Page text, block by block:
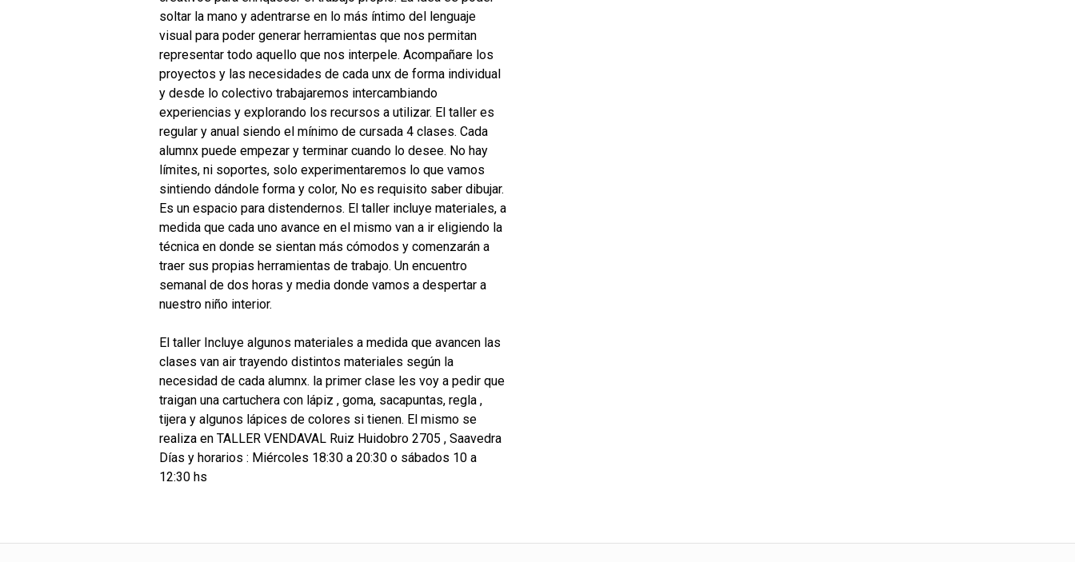
soltar la mano y adentrarse en lo más íntimo del lenguaje
visual para poder generar herramientas que nos permitan
representar todo aquello que nos interpele. Acompañare los
proyectos y las necesidades de cada unx de forma individual
y desde lo colectivo trabajaremos intercambiando
experiencias y explorando los recursos a utilizar. El taller es
regular y anual siendo el mínimo de cursada 4 clases. Cada
alumnx puede empezar y terminar cuando lo desee. No hay
límites, ni soportes, solo experimentaremos lo que vamos
sintiendo dándole forma y color, No es requisito saber dibujar.
Es un espacio para distendernos. El taller incluye materiales, a
medida que cada uno avance en el mismo van a ir eligiendo la
técnica en donde se sientan más cómodos y comenzarán a
traer sus propias herramientas de trabajo. Un encuentro
semanal de dos horas y media donde vamos a despertar a
nuestro niño interior.
El taller Incluye algunos materiales a medida que avancen las
clases van air trayendo distintos materiales según la
necesidad de cada alumnx. la primer clase les voy a pedir que
traigan una cartuchera con lápiz , goma, sacapuntas, regla ,
tijera y algunos lápices de colores si tienen. El mismo se
realiza en TALLER VENDAVAL Ruiz Huidobro 2705 , Saavedra
Días y horarios : Miércoles 18:30 a 20:30 o sábados 10 a
12:30 hs